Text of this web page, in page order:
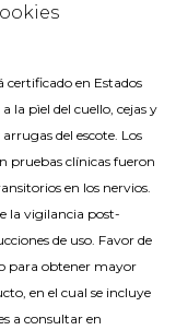
certificado en Estados
la pìel del cuello, cejas y
del escote. Los
pruebas clínicas fueron
en los nervios.
la vigilancia post-
de uso. Favor de
para obtener mayor
en el cual se incluye
a consultar en